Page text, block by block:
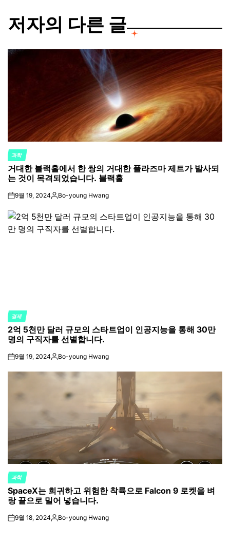
저자의 다른 글
POSTED
IN
과학
거대한 블랙홀에서 한 쌍의 거대한 플라즈마 제트가 발사되
는 것이 목격되었습니다. 블랙홀
on9월 19, 2024Posted
Bo-young Hwang
POSTED
IN
경제
2억 5천만 달러 규모의 스타트업이 인공지능을 통해 30만
명의 구직자를 선별합니다.
on9월 19, 2024Posted
Bo-young Hwang
POSTED
IN
과학
SpaceX는 희귀하고 위험한 착륙으로 Falcon 9 로켓을 벼
랑 끝으로 밀어 넣습니다.
on9월 18, 2024Posted
Bo-young Hwang